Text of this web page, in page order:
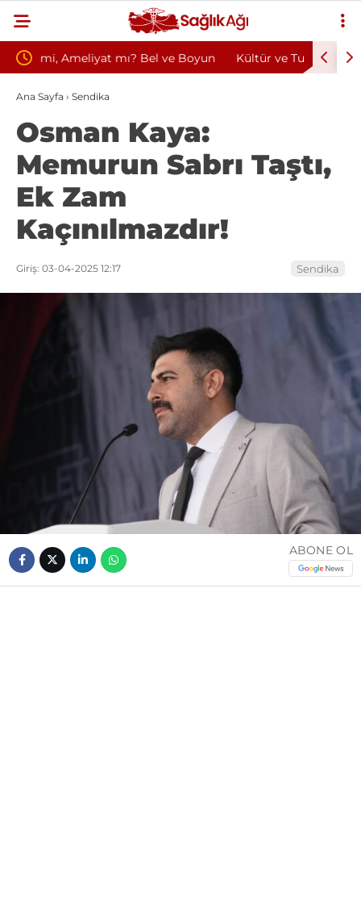
Kültür ve Turizm Bakanlığı Uludağ Alan
Başkanlığı 11 Sürekli İşçi Alımı Duyuruldu
Bu
Ana Sayfa › Sendika
Osman Kaya:
Memurun Sabrı Taştı,
Ek Zam
Kaçınılmazdır!
Giriş: 03-04-2025 12:17 Sendika
ABONE OL